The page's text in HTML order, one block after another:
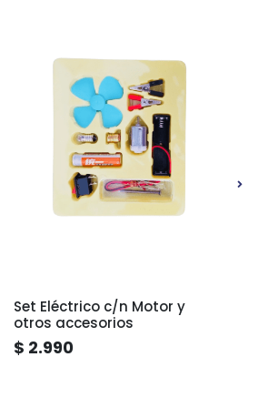
Set Eléctrico c/n Motor y
otros accesorios
$ 2.990